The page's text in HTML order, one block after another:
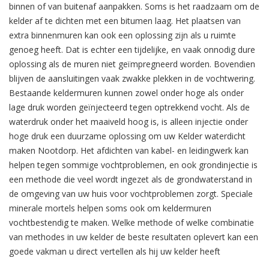
binnen of van buitenaf aanpakken. Soms is het raadzaam om de
kelder af te dichten met een bitumen laag. Het plaatsen van
extra binnenmuren kan ook een oplossing zijn als u ruimte
genoeg heeft. Dat is echter een tijdelijke, en vaak onnodig dure
oplossing als de muren niet geïmpregneerd worden. Bovendien
blijven de aansluitingen vaak zwakke plekken in de vochtwering.
Bestaande keldermuren kunnen zowel onder hoge als onder
lage druk worden geïnjecteerd tegen optrekkend vocht. Als de
waterdruk onder het maaiveld hoog is, is alleen injectie onder
hoge druk een duurzame oplossing om uw Kelder waterdicht
maken Nootdorp. Het afdichten van kabel- en leidingwerk kan
helpen tegen sommige vochtproblemen, en ook grondinjectie is
een methode die veel wordt ingezet als de grondwaterstand in
de omgeving van uw huis voor vochtproblemen zorgt. Speciale
minerale mortels helpen soms ook om keldermuren
vochtbestendig te maken. Welke methode of welke combinatie
van methodes in uw kelder de beste resultaten oplevert kan een
goede vakman u direct vertellen als hij uw kelder heeft